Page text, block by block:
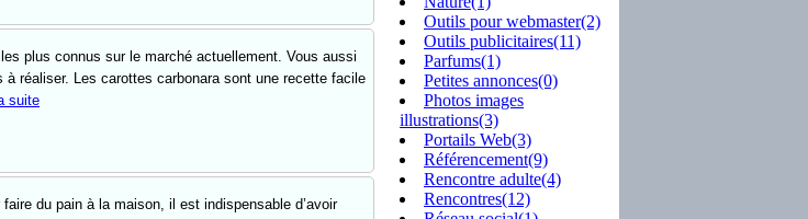
Outils pour webmaster(2)
Outils publicitaires(11)
Parfums(1)
Petites annonces(0)
Photos images
illustrations(3)
Portails Web(3)
Référencement(9)
Rencontre adulte(4)
Rencontres(12)
plus connus sur le marché actuellement. Vous aussi
réaliser. Les carottes carbonara sont une recette facile
suite
faire du pain à la maison, il est indispensable d’avoir